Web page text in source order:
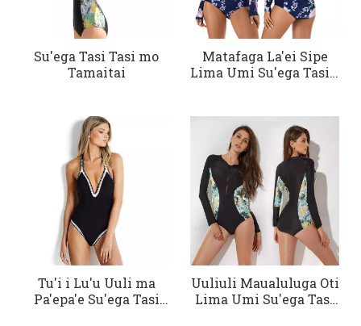
Su'ega Tasi Tasi mo
Tamaitai
Matafaga La'ei Sipe
Lima Umi Su'ega Tasi a
Tu'i i Lu'u Uuli ma
Pa'epa'e Su'ega Tasi
Uuliuli Maualuluga Oti
Lima Umi Su'ega Tasi